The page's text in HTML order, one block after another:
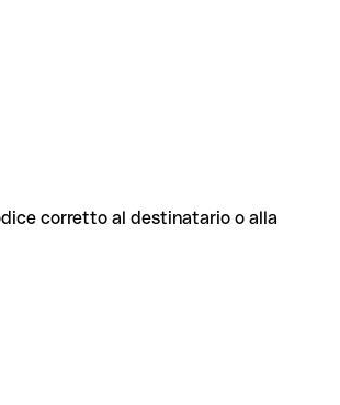
corretto al destinatario o alla